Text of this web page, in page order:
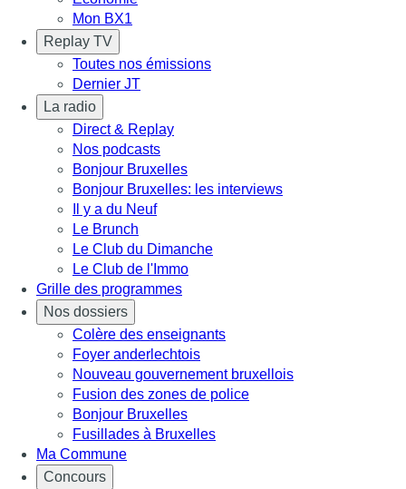
Mon BX1
Replay TV
Toutes nos émissions
Dernier JT
La radio
Direct & Replay
Nos podcasts
Bonjour Bruxelles
Bonjour Bruxelles: les interviews
Il y a du Neuf
Le Brunch
Le Club du Dimanche
Le Club de l'Immo
Grille des programmes
Nos dossiers
Colère des enseignants
Foyer anderlechtois
Nouveau gouvernement bruxellois
Fusion des zones de police
Bonjour Bruxelles
Fusillades à Bruxelles
Ma Commune
Concours